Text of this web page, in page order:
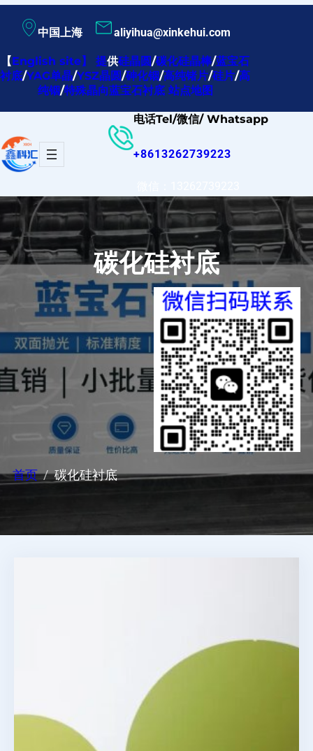
内
容
中国上海 aliyihua@xinkehui.com
【English site】提供硅晶圆/碳化硅晶棒/蓝宝石
衬底/YAG单晶/YSZ晶圆/砷化铟/高纯锗片/硅片/高
纯铟/特殊晶向蓝宝石衬底 站点地图
电话Tel/微信/ Whatsapp
+8613262739223
碳化硅衬底
首页 碳化硅衬底